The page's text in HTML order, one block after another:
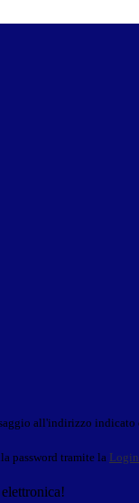
all'indirizzo indicato
password tramite la